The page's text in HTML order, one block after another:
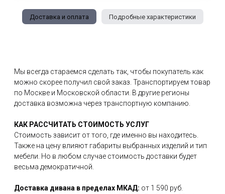
Доставка и оплата Подробные характеристики
Мы всегда стараемся сделать так, чтобы покупатель как
можно скорее получил свой заказ. Транспортируем товар
по Москве и Московской области. В другие регионы
доставка возможна через транспортную компанию.
КАК РАССЧИТАТЬ СТОИМОСТЬ УСЛУГ
Стоимость зависит от того, где именно вы находитесь.
Также на цену влияют габариты выбранных изделий и тип
мебели. Но в любом случае стоимость доставки будет
весьма демократичной.
Доставка дивана в пределах МКАД: от 1 590 руб.